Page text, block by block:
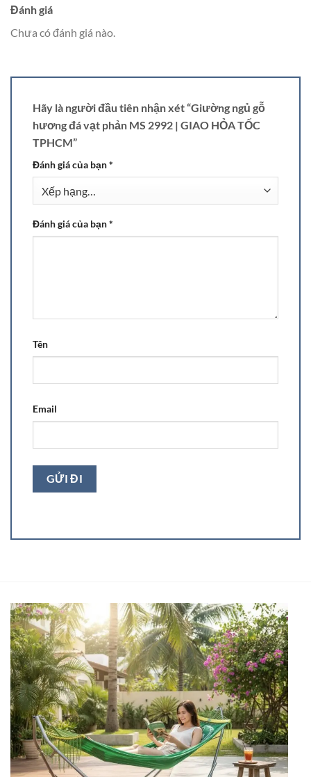
Đánh giá
Chưa có đánh giá nào.
Hãy là người đầu tiên nhận xét “Giường ngủ gỗ
hương đá vạt phản MS 2992 | GIAO HỎA TỐC
TPHCM”
Đánh giá của bạn*
Đánh giá của bạn*
Tên
Email